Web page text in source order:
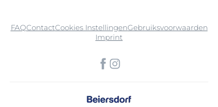
FAQContactCookies InstellingenGebruiksvoorwaarden
Imprint